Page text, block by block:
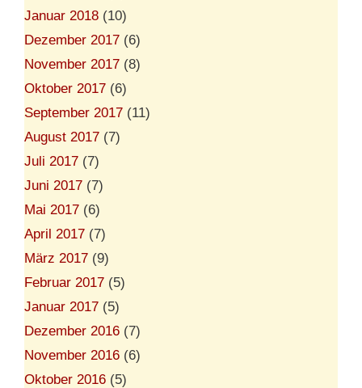
Januar 2018 (10)
Dezember 2017 (6)
November 2017 (8)
Oktober 2017 (6)
September 2017 (11)
August 2017 (7)
Juli 2017 (7)
Juni 2017 (7)
Mai 2017 (6)
April 2017 (7)
März 2017 (9)
Februar 2017 (5)
Januar 2017 (5)
Dezember 2016 (7)
November 2016 (6)
Oktober 2016 (5)